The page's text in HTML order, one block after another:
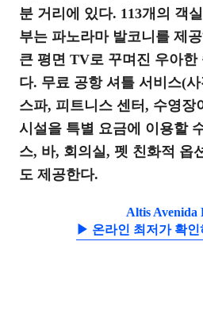
분 거리에 있다. 113개의 객
부는 파노라마 발코니를 제
큰 평면 TV로 꾸며진 우아한
다. 무료 공항 셔틀 서비스(
스파, 피트니스 센터, 수영장
시설을 특별 요금에 이용할
스, 바, 회의실, 펫 친화적 옵
도 제공한다.
Altis Avenida
▶ 온라인 최저가 확